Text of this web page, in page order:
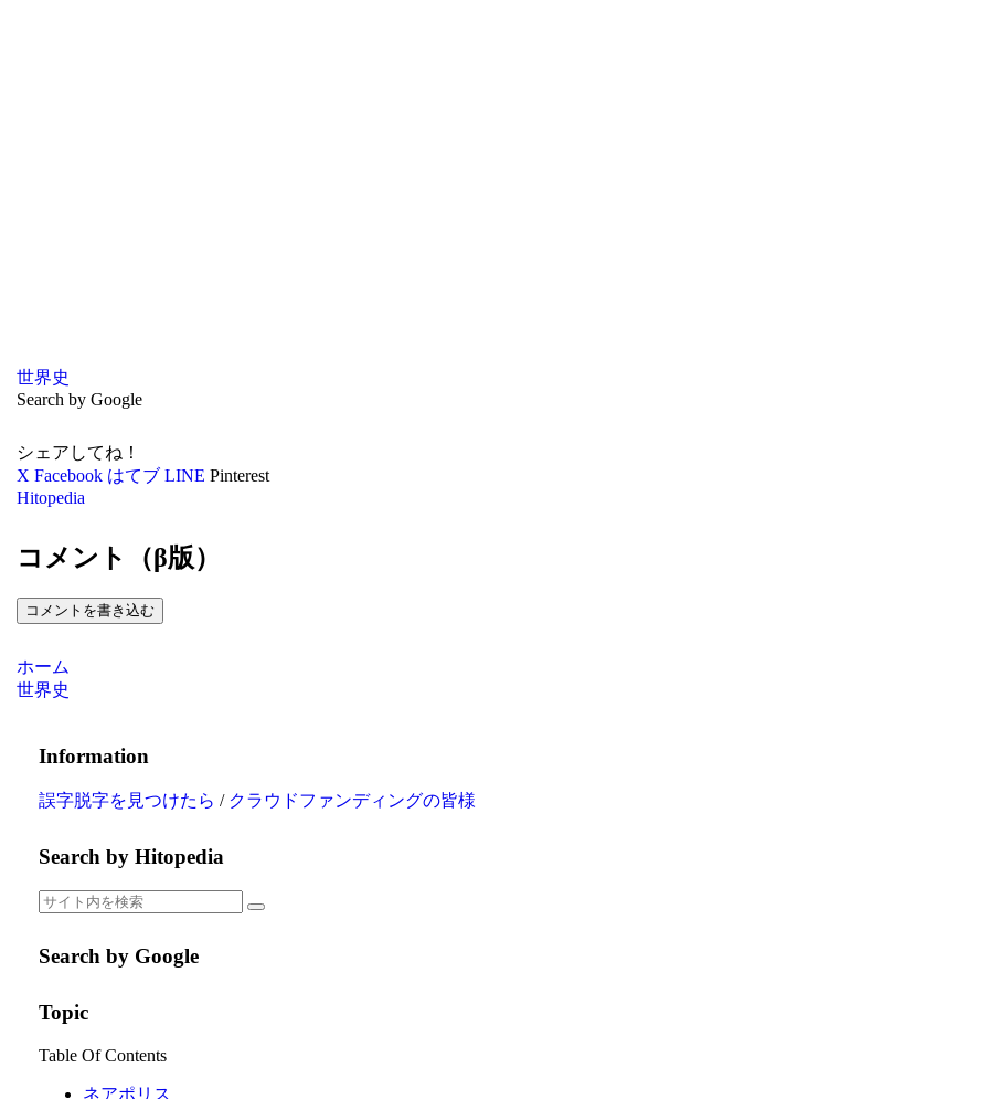
世界史
Search by Google
シェアしてね！
X Facebook はてブ LINE Pinterest
Hitopedia
コメント（β版）
コメントを書き込む
ホーム
世界史
Information
誤字脱字を見つけたら / クラウドファンディングの皆様
Search by Hitopedia
Search by Google
Topic
Table Of Contents
ネアポリス